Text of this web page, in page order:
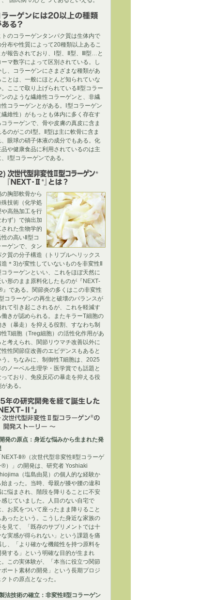
ーゲンには20以上の種類がある？
トのコラーゲンタンパク質は生体内で
分布や性質によって20種類以上あるこ
が報告されており、Ⅰ型、Ⅱ型、Ⅲ型…と
ーマ数字によって区別されている。し
し、コラーゲンにさまざまな種類があ
ことは、一般にほとんど知られていな
。ここで取り上げられているⅡ型コラー
ンのような繊維性コラーゲンと、非繊
性コラーゲンとがある。Ⅰ型コラーゲン
繊維性）がもっとも体内に多く存在す
コラーゲンで、骨や皮膚の真皮に含ま
るのがこのⅠ型。Ⅱ型は主に軟骨に含ま
、眼球の硝子体液の成分でもある。化
品や健康食品に利用されているのは主
、Ⅰ型コラーゲンである。
）非変性Ⅱ型コラーゲン『UC‐Ⅱ®』と
の胸部軟骨から
殊技術（化学処
や高熱加工を行
わず）で抽出加
された生物学的
性の高いⅡ型コ
ーゲンで、タン
ク質の分子構造（トリプルヘリックス
造＊3)が変性していないものを非変性Ⅱ
コラーゲンといい、これをほぼ天然に
い形のまま原料化したものが『NEXT‐
』である。関節炎の多くはこの非変性
コラーゲンの再生と破壊のバランスが
れて引き起こされるが、これを軽減す
働きが認められる。またキラーT細胞の
き（暴走）を抑える役割、すなわち制
性T細胞（Treg細胞）の活性化作用があ
と考えられ、関節リウマチ改善以外に
性性関節症改善のエビデンスもあると
う。ちなみに、制御性T細胞は、2025
のノーベル生理学・医学賞でも話題と
っており、免疫反応の暴走を抑える役
ある。
2』はどのようにして開発された
発の原点：身近な悩みから生まれた発
NEXT-Ⅱ®（次世代型非変性Ⅱ型コラーゲ
®）」の開発は、研究者 Yoshiaki
（塩島由晃）の個人的な経験か
始まった。当時、母親が膝や腰の違和
に悩まされ、階段を降りることに不安
感じていました。人目のない自宅で
、お尻をついて座ったまま降りること
あったという。こうした身近な家族の
を見て、「既存のサプリメントでは十
な実感が得られない」という課題を痛
し、「より確かな機能性を持つ原料を
発する」という明確な目的が生まれ
。この実体験が、「本当に役立つ関節
ポート素材の開発」という長期プロジ
クトの原点となった。
法技術の確立：非変性Ⅱ型コラーゲン